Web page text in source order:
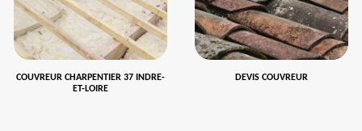
COUVREUR CHARPENTIER 37 INDRE-
ET-LOIRE
DEVIS COUVREUR